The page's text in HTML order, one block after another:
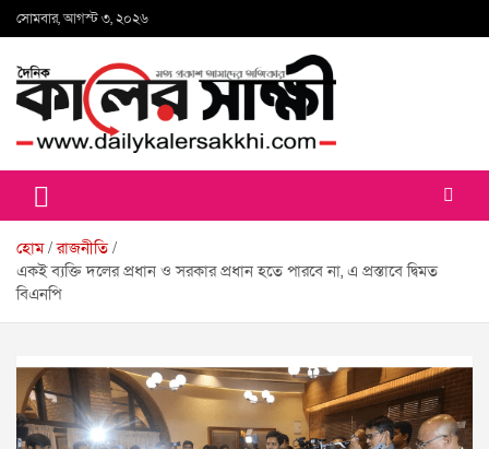
Skip
to
সোমবার, আগস্ট ৩, ২০২৬
কালের সাক্ষী
হোম রাজনীতি
একই ব্যক্তি দলের প্রধান ও সরকার প্রধান হতে পারবে না, এ প্রস্তাবে দ্বিমত
বিএনপি